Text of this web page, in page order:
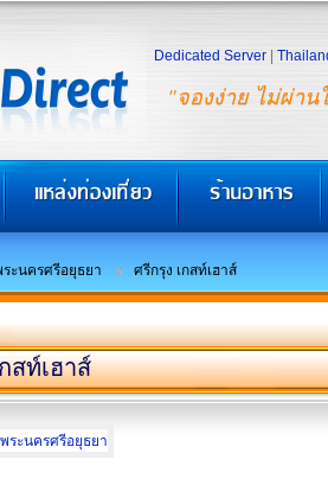
"จองง่าย ไม่ผ่าน
Dedicated Server
ะนครศรีอยุธยา ศรีกรุง เกสท์เฮาส์
สท์เฮาส์